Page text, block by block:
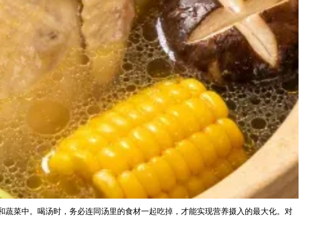
菜中。喝汤时，务必连同汤里的食材一起吃掉，才能实现营养摄入的最大化。对